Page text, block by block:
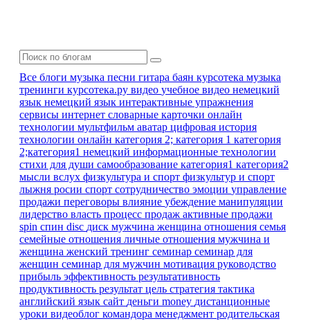
Все блоги музыка песни гитара баян курсотека музыка
тренинги курсотека.ру видео учебное видео немецкий
язык немецкий язык интерактивные упражнения
сервисы интернет словарные карточки онлайн
технологии мультфильм аватар цифровая история
технологии онлайн категория 2; категория 1 категория
2;категория1 немецкий информационные технологии
стихи для души самообразование категория1 категория2
мысли вслух физкультура и спорт физкультур и спорт
лыжня росии спорт сотрудничество эмоции управление
продажи переговоры влияние убеждение манипуляции
лидерство власть процесс продаж активные продажи
spin спин disc диск мужчина женщина отношения семья
семейные отношения личные отношения мужчина и
женщина женский тренинг семинар семинар для
женщин семинар для мужчин мотивация руководство
прибыль эффективность результативность
продуктивность результат цель стратегия тактика
английский язык сайт деньги money дистанционные
уроки видеоблог командора менеджмент родительская